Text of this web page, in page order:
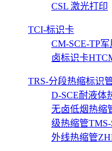
CSL 激光打印
TCI-标识卡
CM-SCE-TP
卤标识卡
TRS-分段热缩标识
D-SCE耐液体
无卤低烟热缩
级热缩管
外线热缩管